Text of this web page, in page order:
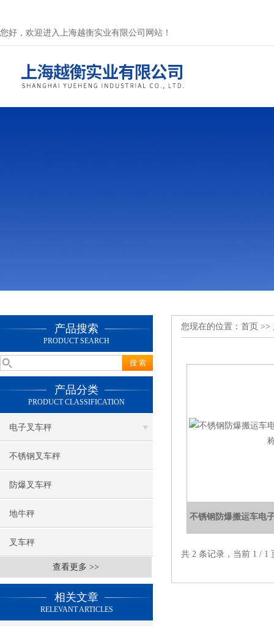
您好，欢迎进入上海越衡实业有限公司网站！
产品搜索
PRODUCT SEARCH
产品分类
PRODUCT CLASSIFICATION
电子叉车秤
不锈钢叉车秤
防爆叉车秤
地牛秤
叉车秤
查看更多 >>
相关文章
RELEVANT ARTICLES
您现在的位置： 首页 >>
不锈钢防爆搬运车电
共 2 条记录，当前 1 /